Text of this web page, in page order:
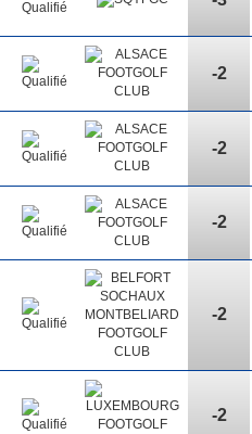
-2
-2
-2
-2
-2